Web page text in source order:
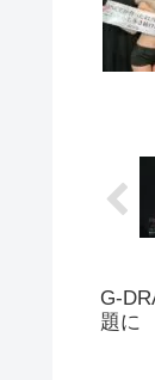
G-
題に